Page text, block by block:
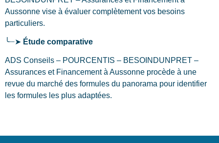
Aussonne vise à évaluer complètement vos besoins
particuliers.
╰┈➤ Étude comparative
ADS Conseils – POURCENTIS – BESOINDUNPRET –
Assurances et Financement à Aussonne procède à une
revue du marché des formules du panorama pour identifier
les formules les plus adaptées.